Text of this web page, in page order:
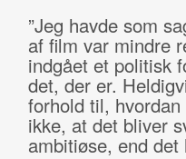
”Jeg havde som
af film var mindre
indgået et politisk
det, der er.
forhold til,
ikke, at det bliver
ambitiøse, end